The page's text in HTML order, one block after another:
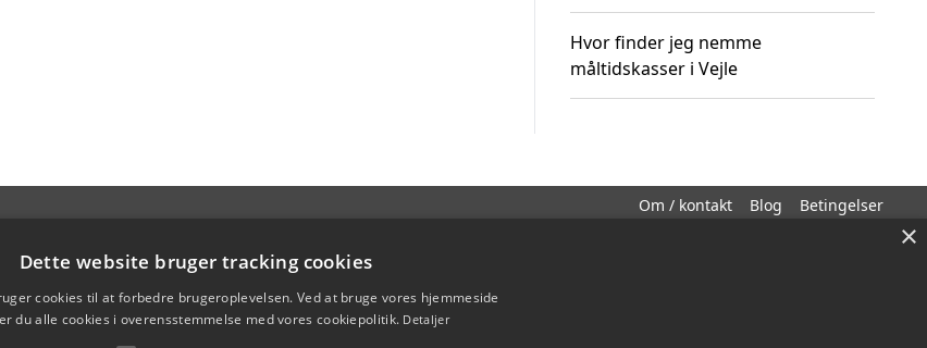
Hvor finder jeg nemme
måltidskasser i Vejle
Om / kontakt Blog Betingelser
×
Dette website bruger tracking cookies
cookies til at forbedre brugeroplevelsen. Ved at bruge vores hjemmeside
du alle cookies i overensstemmelse med vores cookiepolitik. Detaljer